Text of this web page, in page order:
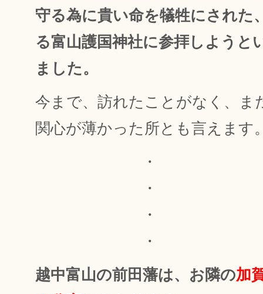
守る為に貴い命を犠牲にされた
る富山護国神社に参拝しようと
ました。
今まで、訪れたことがなく、ま
関心が薄かった所とも言えます
・
・
・
・
越中富山の前田藩は、お隣の加